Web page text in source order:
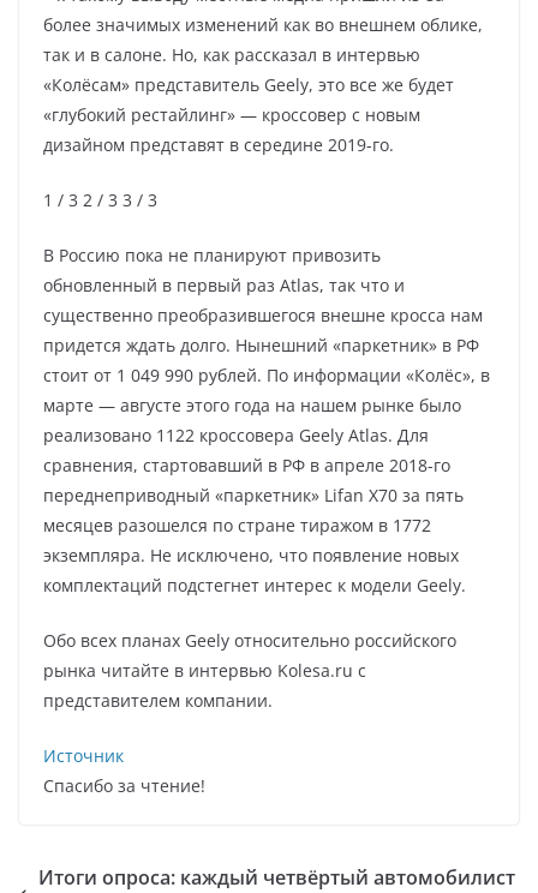
более значимых изменений как во внешнем облике,
так и в салоне. Но, как рассказал в интервью
«Колёсам» представитель Geely, это все же будет
«глубокий рестайлинг» — кроссовер с новым
дизайном представят в середине 2019-го.
1 / 3 2 / 3 3 / 3
В Россию пока не планируют привозить
обновленный в первый раз Atlas, так что и
существенно преобразившегося внешне кросса нам
придется ждать долго. Нынешний «паркетник» в РФ
стоит от 1 049 990 рублей. По информации «Колёс», в
марте — августе этого года на нашем рынке было
реализовано 1122 кроссовера Geely Atlas. Для
сравнения, стартовавший в РФ в апреле 2018-го
переднеприводный «паркетник» Lifan X70 за пять
месяцев разошелся по стране тиражом в 1772
экземпляра. Не исключено, что появление новых
комплектаций подстегнет интерес к модели Geely.
Обо всех планах Geely относительно российского
рынка читайте в интервью Kolesa.ru с
представителем компании.
Источник
Спасибо за чтение!
Итоги опроса: каждый четвёртый автомобилист